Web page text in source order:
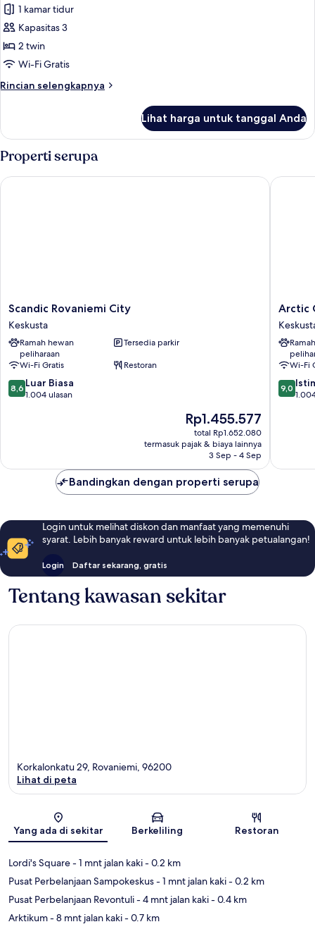
untuk
Aurora
Suite
1 kamar tidur
Kapasitas 3
2 twin
Wi-Fi Gratis
Rincian selengkapnya
Rincian
Aurora
Suite
Lihat harga untuk tanggal Anda
Properti serupa
Scandic
Rovaniemi
City
Keskusta
Scandic Rovaniemi City
Keskusta
Ramah hewan
peliharaan
Tersedia parkir
Wi-Fi Gratis
Restoran
8.6
dari
8,6 Luar Biasa
1.004 ulasan
Harga
sekarang
Rp1.455.577
Rp1.455.577
total Rp1.652.080
termasuk pajak & biaya lainnya
3 Sep - 4 Sep
Scandic Rovaniemi City
Arctic
City
Hotel
Arctic
Wi-Fi
9.0
dari
9,0
Arctic
Bandingkan dengan properti serupa
Login untuk melihat diskon dan manfaat yang memenuhi
syarat. Lebih banyak reward untuk lebih banyak petualangan!
Login Daftar sekarang, gratis
Tentang kawasan sekitar
Peta
Korkalonkatu 29, Rovaniemi, 96200
Lihat di peta
Yang ada di sekitar Berkeliling Restoran
Lordi's Square- 1 mnt jalan kaki- 0.2 km
Pusat Perbelanjaan Sampokeskus- 1 mnt jalan kaki- 0.2 km
Pusat Perbelanjaan Revontuli- 4 mnt jalan kaki- 0.4 km
Arktikum- 8 mnt jalan kaki- 0.7 km